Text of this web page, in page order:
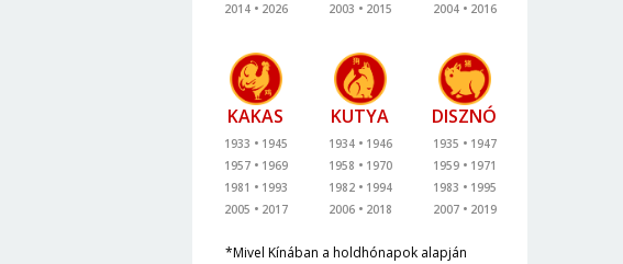
2014
2026
2003
2015
2004
2016
KAKAS
1933
1945
1957
1969
1981
1993
2005
2017
KUTYA
1934
1946
1958
1970
1982
1994
2006
2018
DISZNÓ
1935
1947
1959
1971
1983
1995
2007
2019
*Mivel Kínában a holdhónapok alapján